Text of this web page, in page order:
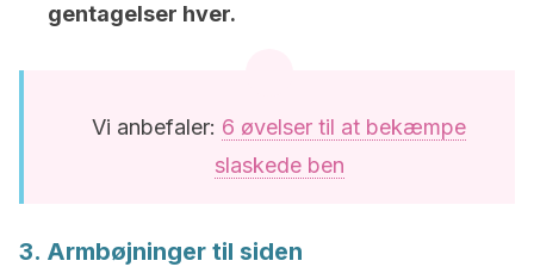
gentagelser hver.
Vi anbefaler: 6 øvelser til at bekæmpe
slaskede ben
3. Armbøjninger til siden